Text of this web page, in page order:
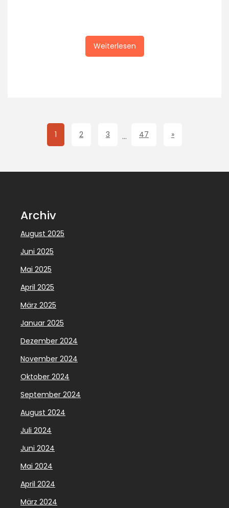
Weiterlesen
1 2 3 … 47 »
Archiv
August 2025
Juni 2025
Mai 2025
April 2025
März 2025
Januar 2025
Dezember 2024
November 2024
Oktober 2024
September 2024
August 2024
Juli 2024
Juni 2024
Mai 2024
April 2024
März 2024